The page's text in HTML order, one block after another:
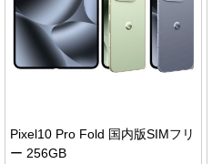
Pixel10 Pro Fold 国内版SIMフリ
ー 256GB